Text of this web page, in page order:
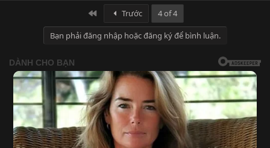
Trước 4 of 4
Bạn phải đăng nhập hoặc đăng ký để bình luận.